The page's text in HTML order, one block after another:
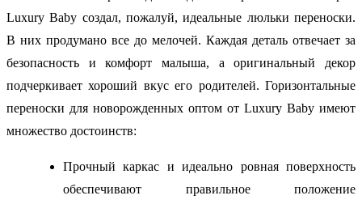
Luxury Baby создал, пожалуй, идеальные люльки переноски.
В них продумано все до мелочей. Каждая деталь отвечает за
безопасность и комфорт малыша, а оригинальный декор
подчеркивает хороший вкус его родителей. Горизонтальные
переноски для новорожденных оптом от Luxury Baby имеют
множество достоинств:
Прочный каркас и идеально ровная поверхность
обеспечивают правильное положение